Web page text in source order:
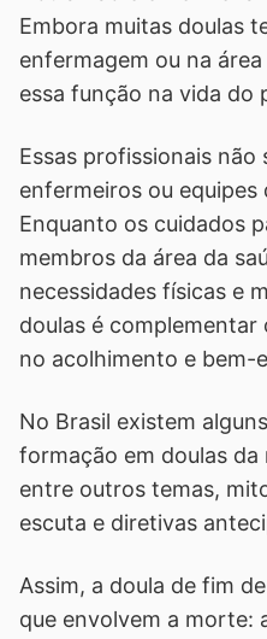
Embora muitas doulas
enfermagem ou na
essa função na vida do
Essas profissionais
enfermeiros ou
Enquanto os cuidados
membros da área da
necessidades físicas e
doulas é
no acolhimento e bem-
No Brasil existem
formação em doulas
entre outros temas,
escuta e diretivas
Assim, a doula de fim
que envolvem a morte: